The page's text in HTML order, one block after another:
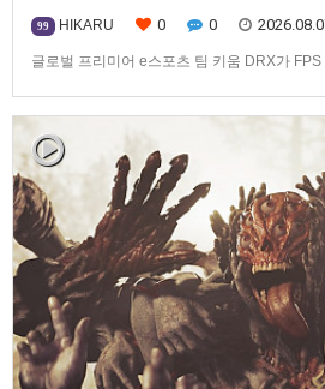
99 HIKARU 0 0
글로벌 프리미어 e스포츠 팀 키움 DRX가
문화 산업 저변 확대 및 콘텐츠 강화를 위한 업
밝혔다. 이날 협약식에는 키움 DRX 양선일